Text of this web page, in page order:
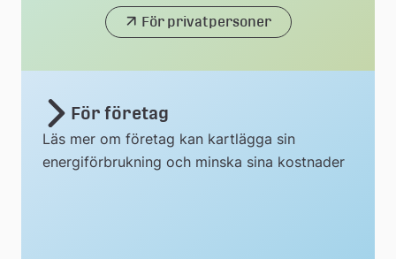
För privatpersoner
För företag
Läs mer om företag kan kartlägga sin
energiförbrukning och minska sina kostnader